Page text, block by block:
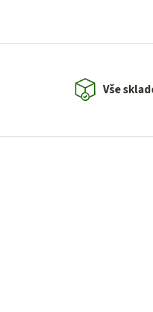
Vše